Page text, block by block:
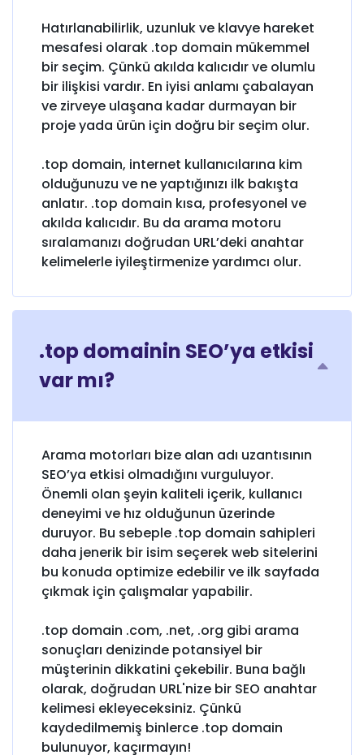
Hatırlanabilirlik, uzunluk ve klavye hareket
mesafesi olarak .top domain mükemmel
bir seçim. Çünkü akılda kalıcıdır ve olumlu
bir ilişkisi vardır. En iyisi anlamı çabalayan
ve zirveye ulaşana kadar durmayan bir
proje yada ürün için doğru bir seçim olur.
.top domain, internet kullanıcılarına kim
olduğunuzu ve ne yaptığınızı ilk bakışta
anlatır. .top domain kısa, profesyonel ve
akılda kalıcıdır. Bu da arama motoru
sıralamanızı doğrudan URL’deki anahtar
kelimelerle iyileştirmenize yardımcı olur.
.top domainin SEO’ya etkisi
var mı?
Arama motorları bize alan adı uzantısının
SEO’ya etkisi olmadığını vurguluyor.
Önemli olan şeyin kaliteli içerik, kullanıcı
deneyimi ve hız olduğunun üzerinde
duruyor. Bu sebeple .top domain sahipleri
daha jenerik bir isim seçerek web sitelerini
bu konuda optimize edebilir ve ilk sayfada
çıkmak için çalışmalar yapabilir.
.top domain .com, .net, .org gibi arama
sonuçları denizinde potansiyel bir
müşterinin dikkatini çekebilir. Buna bağlı
olarak, doğrudan URL'nize bir SEO anahtar
kelimesi ekleyeceksiniz. Çünkü
kaydedilmemiş binlerce .top domain
bulunuyor, kaçırmayın!